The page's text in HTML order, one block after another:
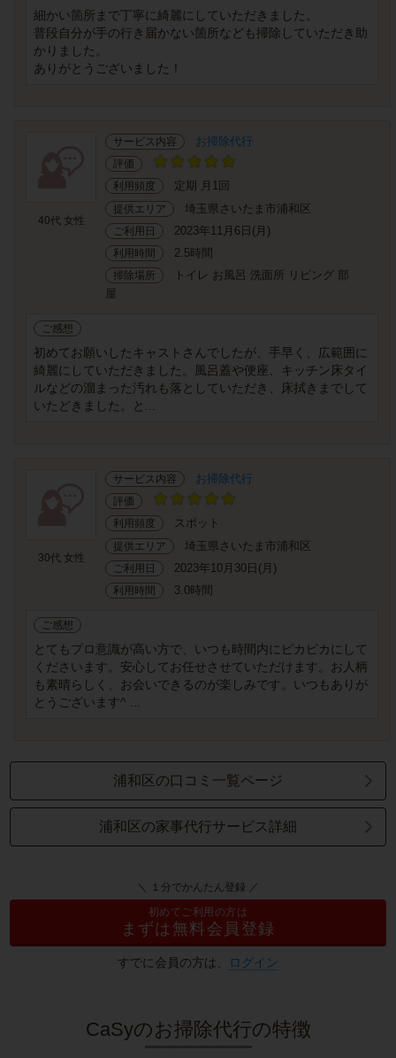
細かい箇所まで丁寧に綺麗にしていただきました。
普段自分が手の行き届かない箇所なども掃除していただき助
かりました。
ありがとうございました！
40代 女性
サービス内容 お掃除代行
評価
利用頻度
定期 月1回
提供エリア 埼玉県さいたま市浦和区
ご利用日 2023年11月6日(月)
利用時間 2.5時間
掃除場所
トイレ お風呂 洗面所 リビング 部
屋
ご感想
初めてお願いしたキャストさんでしたが、手早く、広範囲に
綺麗にしていただきました。風呂蓋や便座、キッチン床タイ
ルなどの溜まった汚れも落としていただき、床拭きまでして
いたどきました。と...
30代 女性
サービス内容 お掃除代行
評価
利用頻度
スポット
提供エリア 埼玉県さいたま市浦和区
ご利用日 2023年10月30日(月)
利用時間 3.0時間
ご感想
とてもプロ意識が高い方で、いつも時間内にピカピカにして
くださいます。安心してお任せさせていただけます。お人柄
も素晴らしく、お会いできるのが楽しみです。いつもありが
とうございます^ ...
浦和区の口コミ一覧ページ
浦和区の家事代行サービス詳細
＼ １分でかんたん登録 ／
初めてご利用の方は
まずは無料会員登録
すでに会員の方は、 ログイン
CaSyのお掃除代行の特徴